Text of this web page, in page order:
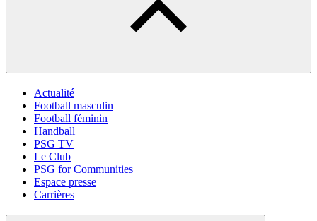
Actualité
Football masculin
Football féminin
Handball
PSG TV
Le Club
PSG for Communities
Espace presse
Carrières